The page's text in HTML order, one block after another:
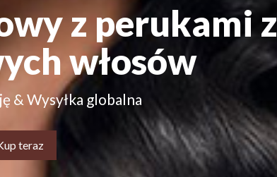
z perukami z
włosów
& Wysyłka globalna
teraz